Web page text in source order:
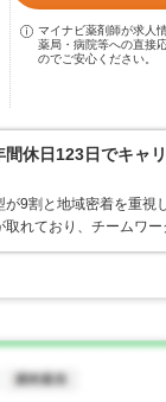
マイナビ薬剤師が求人
薬局・病院等への直接
のでご安心ください。
休日123日でキャ
9割と地域密着を重視
取れており、チームワ